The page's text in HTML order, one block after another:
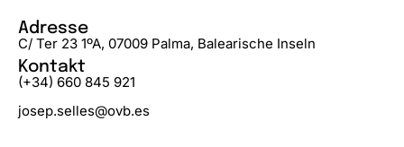
Adresse
C/ Ter 23 1ºA, 07009 Palma, Balearische Inseln
Kontakt
(+34) 660 845 921
josep.selles@ovb.es